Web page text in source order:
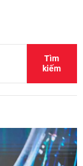
Tìm
kiếm